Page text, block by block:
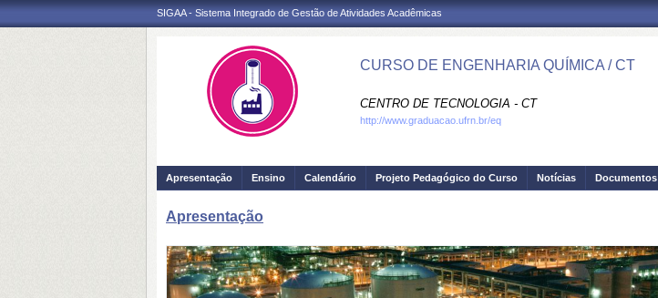
SIGAA - Sistema Integrado de Gestão de Atividades Acadêmicas
CURSO DE ENGENHARIA QUÍMICA / CT
CENTRO DE TECNOLOGIA - CT
http://www.graduacao.ufrn.br/eq
Apresentação Ensino Calendário Projeto Pedagógico do Curso Notícias Documentos
Apresentação